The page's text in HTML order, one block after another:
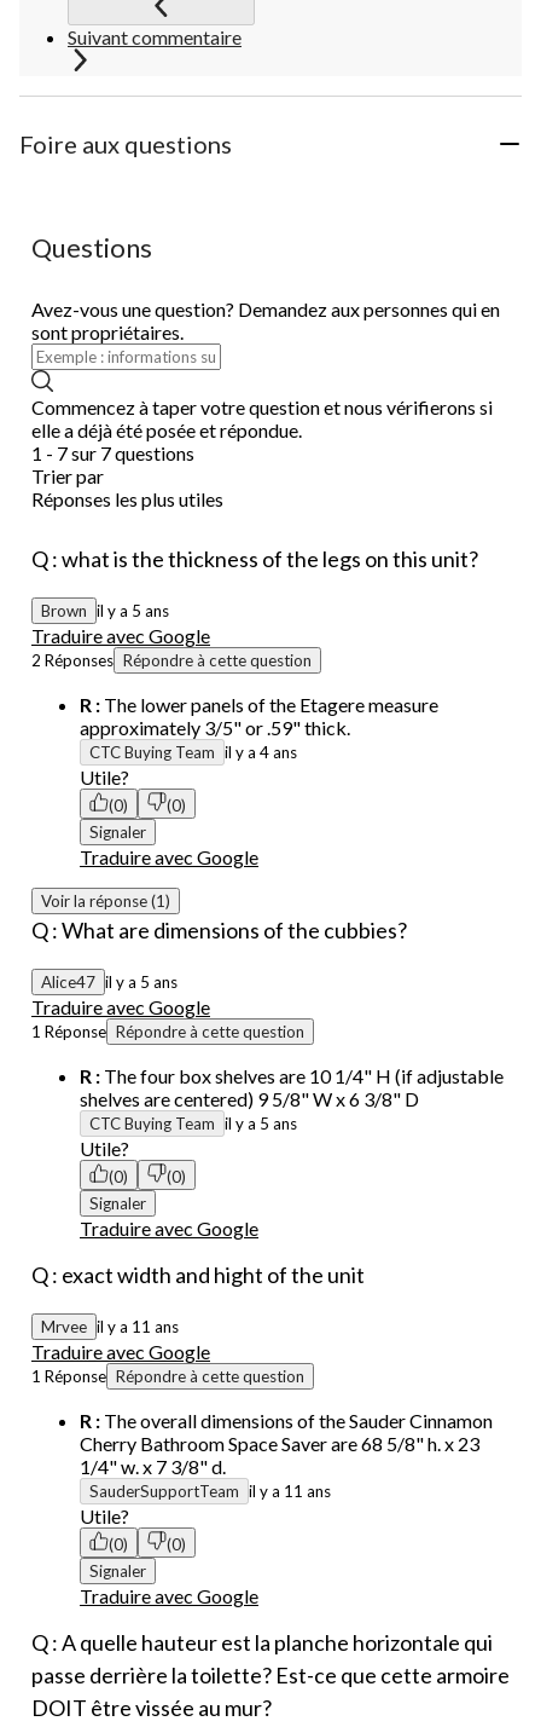
Suivant commentaire
Foire aux questions
Questions
Avez-vous une question? Demandez aux personnes qui en
sont propriétaires.
Commencez à taper votre question et nous vérifierons si
elle a déjà été posée et répondue.
1 - 7 sur 7 questions
Trier par
Réponses les plus utiles
Q : what is the thickness of the legs on this unit?
Brown il y a 5 ans
Traduire avec Google
2 Réponses Répondre à cette question
R : The lower panels of the Etagere measure
approximately 3/5" or .59" thick.
CTC Buying Team il y a 4 ans
Utile?
(0)
(0)
Signaler
Traduire avec Google
Voir la réponse (1)
Q : What are dimensions of the cubbies?
Alice47 il y a 5 ans
Traduire avec Google
1 Réponse Répondre à cette question
R : The four box shelves are 10 1/4" H (if adjustable
shelves are centered) 9 5/8" W x 6 3/8" D
CTC Buying Team il y a 5 ans
Utile?
(0)
(0)
Signaler
Traduire avec Google
Q : exact width and hight of the unit
Mrvee il y a 11 ans
Traduire avec Google
1 Réponse Répondre à cette question
R : The overall dimensions of the Sauder Cinnamon
Cherry Bathroom Space Saver are 68 5/8" h. x 23
1/4" w. x 7 3/8" d.
SauderSupportTeam il y a 11 ans
Utile?
(0)
(0)
Signaler
Traduire avec Google
Q : A quelle hauteur est la planche horizontale qui
passe derrière la toilette? Est-ce que cette armoire
DOIT être vissée au mur?